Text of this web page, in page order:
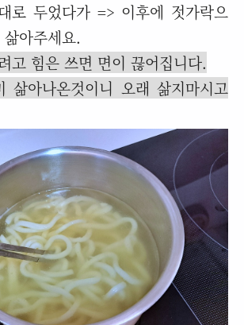
로 두었다가 => 이후에 젓가락으
아주세요.
고 힘은 쓰면 면이 끊어집니다.
삶아나온것이니 오래 삶지마시고